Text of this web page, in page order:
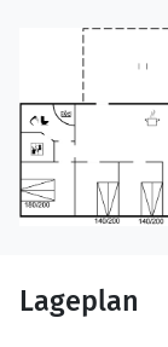
Lageplan